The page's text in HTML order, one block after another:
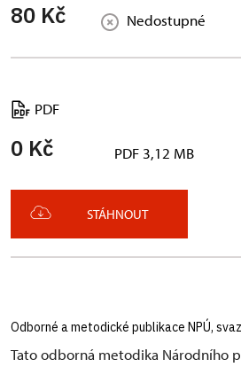
80 Kč Nedostupné
PDF
0 Kč PDF 3,12 MB
STÁHNOUT
Odborné a metodické publikace NPÚ,
Tato odborná metodika Národního